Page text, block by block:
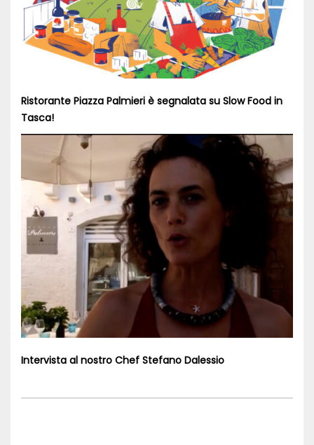
Ristorante Piazza Palmieri è segnalata su Slow Food in
Tasca!
Intervista al nostro Chef Stefano Dalessio